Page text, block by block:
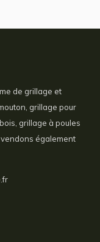
de grillage et
grillage pour
grillage à poules
également